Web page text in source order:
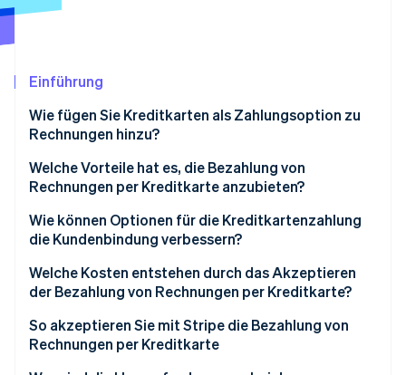
Climate
CO₂-Entnahme
Stripe-Sessions 2026
Erfahren Sie, wie Stripe Lösungen für die
Jetzt ansehen
Einführung
Wie fügen Sie Kreditkarten als Zahlungsoption zu
Rechnungen hinzu?
Welche Vorteile hat es, die Bezahlung von
Rechnungen per Kreditkarte anzubieten?
Wie können Optionen für die Kreditkartenzahlung
die Kundenbindung verbessern?
Welche Kosten entstehen durch das Akzeptieren
der Bezahlung von Rechnungen per Kreditkarte?
So akzeptieren Sie mit Stripe die Bezahlung von
Rechnungen per Kreditkarte